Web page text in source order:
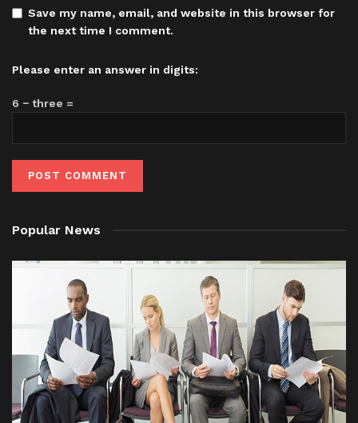
Save my name, email, and website in this browser for
the next time I comment.
Please enter an answer in digits:
6 − three =
Popular News